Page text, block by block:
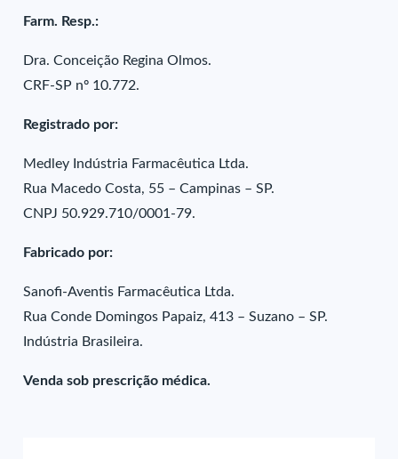
Farm. Resp.:
Dra. Conceição Regina Olmos.
CRF-SP nº 10.772.
Registrado por:
Medley Indústria Farmacêutica Ltda.
Rua Macedo Costa, 55 – Campinas – SP.
CNPJ 50.929.710/0001-79.
Fabricado por:
Sanofi-Aventis Farmacêutica Ltda.
Rua Conde Domingos Papaiz, 413 – Suzano – SP.
Indústria Brasileira.
Venda sob prescrição médica.